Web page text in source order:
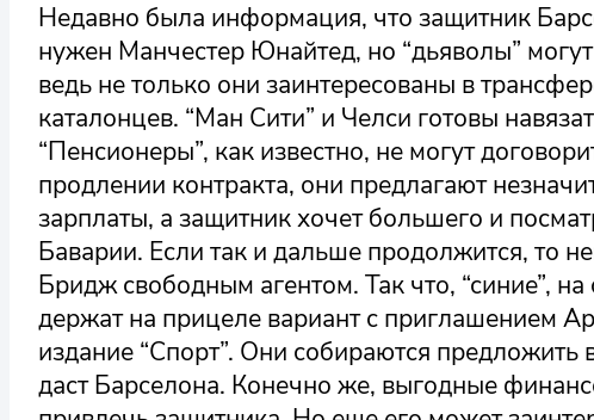
Недавно была информация, что защитник
нужен Манчестер Юнайтед, но “дьяволы” могут
ведь не только они заинтересованы в
каталонцев. “Ман Сити” и Челси готовы
“Пенсионеры”, как известно, не могут
продлении контракта, они предлагают
зарплаты, а защитник хочет большего и
Баварии. Если так и дальше продолжится, то
Бридж свободным агентом. Так что, “синие”,
держат на прицеле вариант с приглашением
издание “Спорт”. Они собираются предложить
даст Барселона. Конечно же, выгодные